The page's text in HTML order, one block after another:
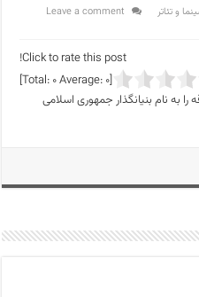
و تئاتر
Leave a comment
Click to rate this post!
[Total:
0Average: 0
]
به نام بنیانگذار جمهوری اسلامی